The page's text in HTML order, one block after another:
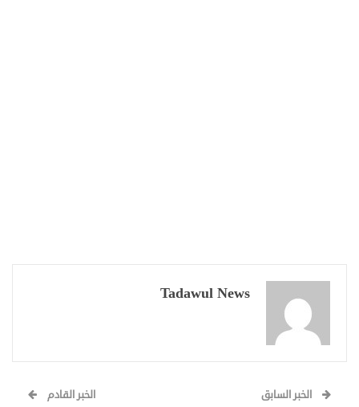
Tadawul News
الخبر السابق الخبر القادم